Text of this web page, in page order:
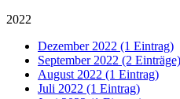
2022
Dezember 2022 (1 Eintrag)
September 2022 (2 Einträge)
August 2022 (1 Eintrag)
Juli 2022 (1 Eintrag)